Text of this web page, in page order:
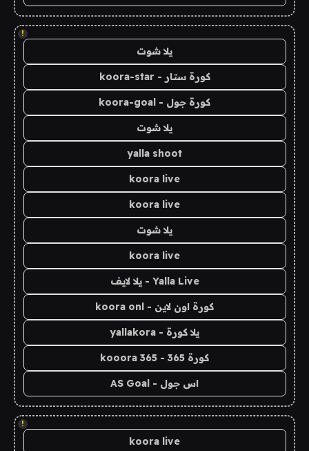
!
يلا شوت
كورة ستار - koora-star
كورة جول - koora-goal
يلا شوت
yalla shoot
koora live
koora live
يلا شوت
koora live
Yalla Live - يلا لايف
كورة اون لاين - koora onl
يلا كورة - yallakora
كورة 365 - kooora 365
اس جول - AS Goal
!
koora live